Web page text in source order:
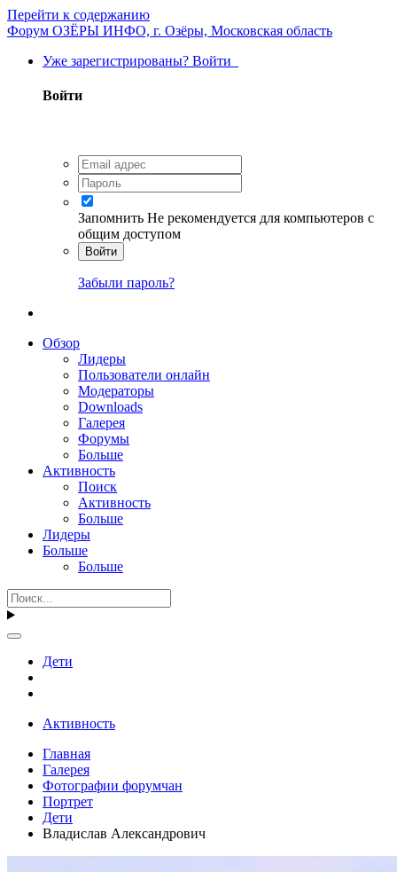
Перейти к содержанию
Форум ОЗЁРЫ ИНФО, г. Озёры, Московская область
Уже зарегистрированы? Войти
Войти
Запомнить Не рекомендуется для компьютеров с
общим доступом
Войти
Забыли пароль?
Обзор
Лидеры
Пользователи онлайн
Модераторы
Downloads
Галерея
Форумы
Больше
Активность
Поиск
Активность
Больше
Лидеры
Больше
Больше
Дети
Активность
Главная
Галерея
Фотографии форумчан
Портрет
Дети
Владислав Александрович